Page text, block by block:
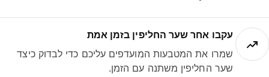
עקבו אחר שער החליפין בזמן אמת
שמרו את המטבעות המועדפים עליכם כדי לבדוק כיצד
שער החליפין משתנה עם הזמן.